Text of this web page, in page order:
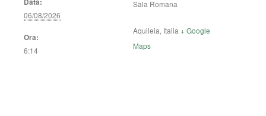
Data:
06/08/2026
Ora:
6:14
Sala Romana
Aquileia, Italia + Google
Maps